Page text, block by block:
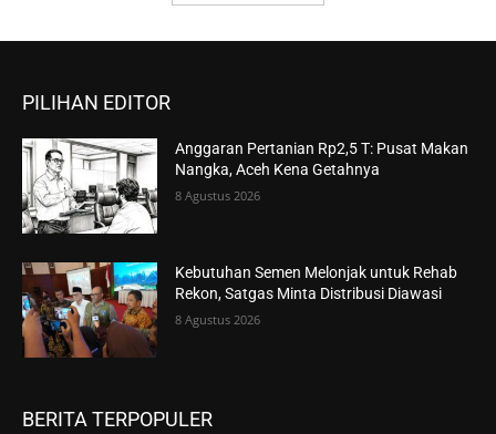
PILIHAN EDITOR
Anggaran Pertanian Rp2,5 T: Pusat Makan
Nangka, Aceh Kena Getahnya
8 Agustus 2026
Kebutuhan Semen Melonjak untuk Rehab
Rekon, Satgas Minta Distribusi Diawasi
8 Agustus 2026
BERITA TERPOPULER